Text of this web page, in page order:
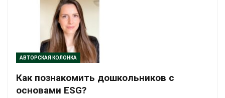
АВТОРСКАЯ КОЛОНКА
Как познакомить дошкольников с
основами ESG?